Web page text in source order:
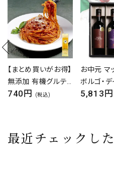
お中元 マッセリア・
ボルゴ・デイ・トゥル
ッリ フルボディ 3本
記念日 贈り物 かわ
5,813円 (税込)
一番搾り
される最
ロジャー
ペイン カ
2,310円
最近チェックし